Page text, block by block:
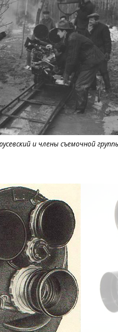
и члены съемочной